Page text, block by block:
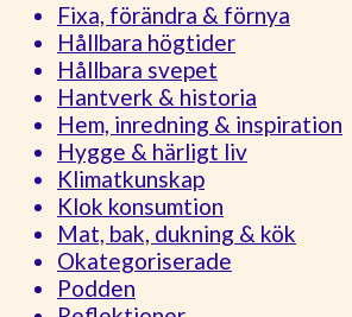
Fixa, förändra & förnya
Hållbara högtider
Hållbara svepet
Hantverk & historia
Hem, inredning & inspiration
Hygge & härligt liv
Klimatkunskap
Klok konsumtion
Mat, bak, dukning & kök
Okategoriserade
Podden